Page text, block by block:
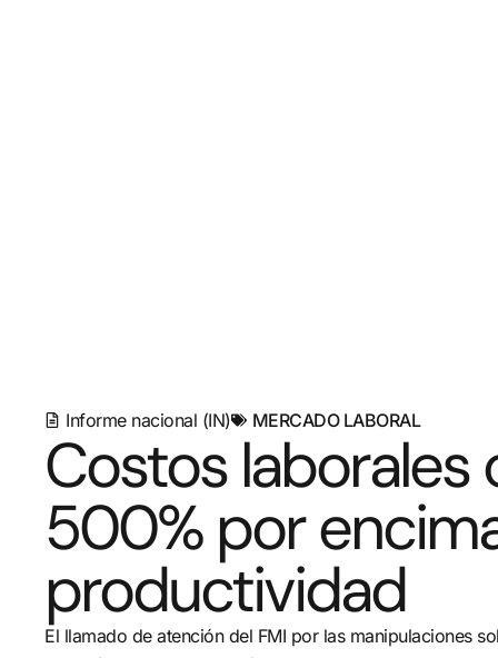
Informe nacional (IN) MERCADO LABORAL
Costos laborales
500% por
productividad
El llamado de atención del FMI por las manipulaciones